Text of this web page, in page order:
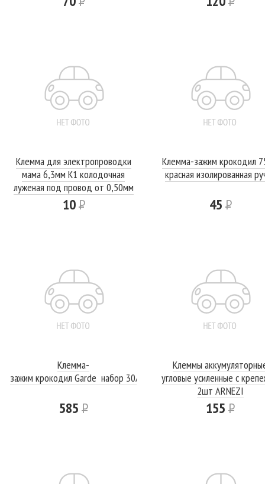
Клемма для электропроводки
мама 6,3мм К1 колодочная
луженая под провод от 0,50мм
до 1,00мм
10Р
Клемма-зажим крокодил
красная изолированная
45Р
Клемма-
зажим крокодил Garde набор 30А-2шт 50А-2шт 100А-2шт 300А-
585Р
Клеммы
угловые усиленные с
2шт ARNEZI
155Р